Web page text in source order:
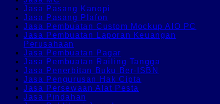
Jasa Pasang Kanopi
Jasa Pasang Plafon
Jasa Pembuatan Custom Mockup AIO PC
Jasa Pembuatan Laporan Keuangan
Perusahaan
Jasa Pembuatan Pagar
Jasa Pembuatan Railing Tangga
Jasa Penerbitan Buku Ber-ISBN
Jasa Pengurusan Hak Cipta
Jasa Persewaan Alat Pesta
Jasa Pindahan